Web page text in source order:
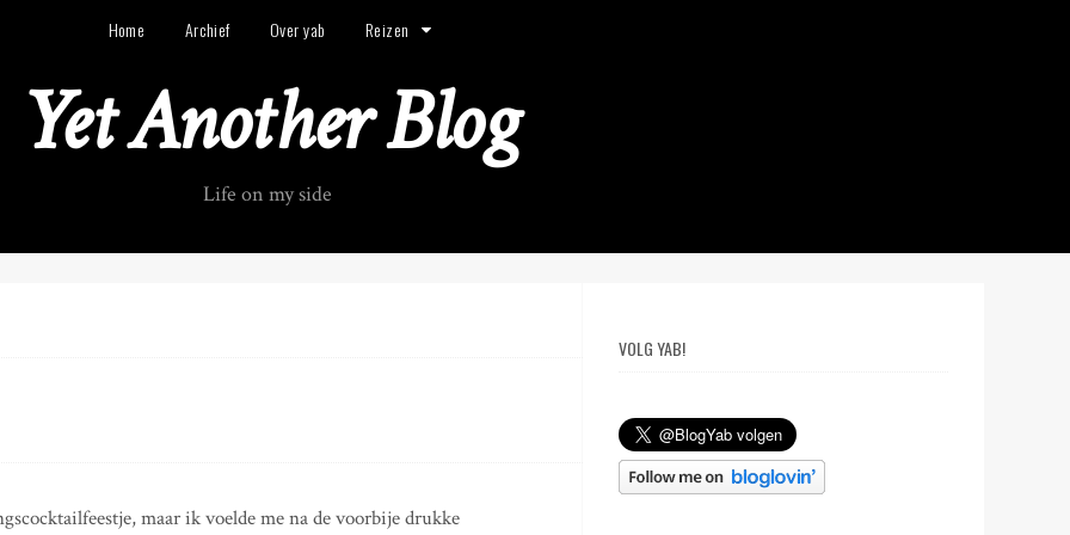
Home Archief Over yab Reizen
Yet Another Blog
Life on my side
maar ik voelde me na de voorbije drukke
VOLG YAB!